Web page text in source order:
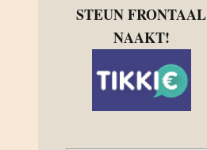
STEUN FRONTAAL
NAAKT!